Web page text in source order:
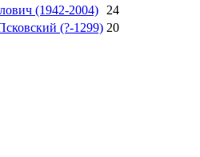
(1942-2004)
24
(?-1299) 20